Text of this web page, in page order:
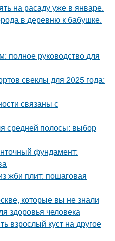
на расаду уже в январе.
в деревню к бабушке.
полное руководство для
свеклы для 2025 года:
связаны с
средней полосы: выбор
фундамент:
жби плит: пошаговая
которые вы не знали
здоровья человека
взрослый куст на другое